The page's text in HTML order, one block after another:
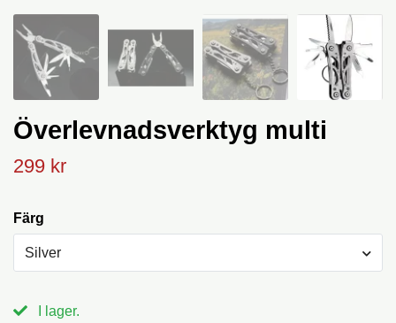
Överlevnadsverktyg multi
299 kr
Färg
Silver
I lager.